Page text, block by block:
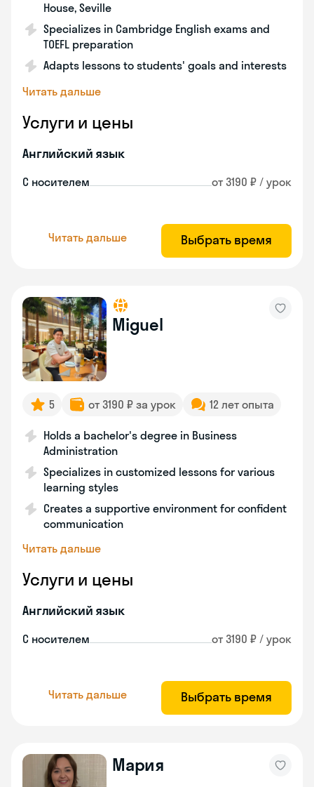
House, Seville
Specializes in Cambridge English exams and
TOEFL preparation
Adapts lessons to students' goals and interests
Читать дальше
Услуги и цены
Английский язык
С носителем от 3190 ₽ / урок
Читать дальше Выбрать время
Miguel
5 от 3190 ₽ за урок 12 лет опыта
Holds a bachelor's degree in Business
Administration
Specializes in customized lessons for various
learning styles
Creates a supportive environment for confident
communication
Читать дальше
Услуги и цены
Английский язык
С носителем от 3190 ₽ / урок
Читать дальше Выбрать время
Мария